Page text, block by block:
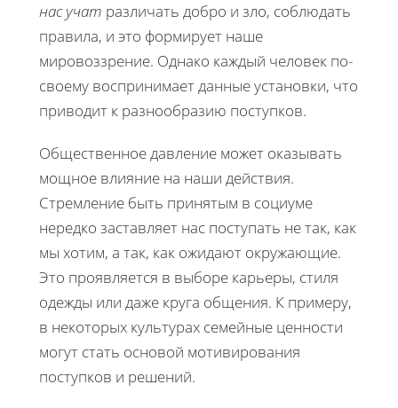
нас учат различать добро и зло, соблюдать
правила, и это формирует наше
мировоззрение. Однако каждый человек по-
своему воспринимает данные установки, что
приводит к разнообразию поступков.
Общественное давление может оказывать
мощное влияние на наши действия.
Стремление быть принятым в социуме
нередко заставляет нас поступать не так, как
мы хотим, а так, как ожидают окружающие.
Это проявляется в выборе карьеры, стиля
одежды или даже круга общения. К примеру,
в некоторых культурах семейные ценности
могут стать основой мотивирования
поступков и решений.